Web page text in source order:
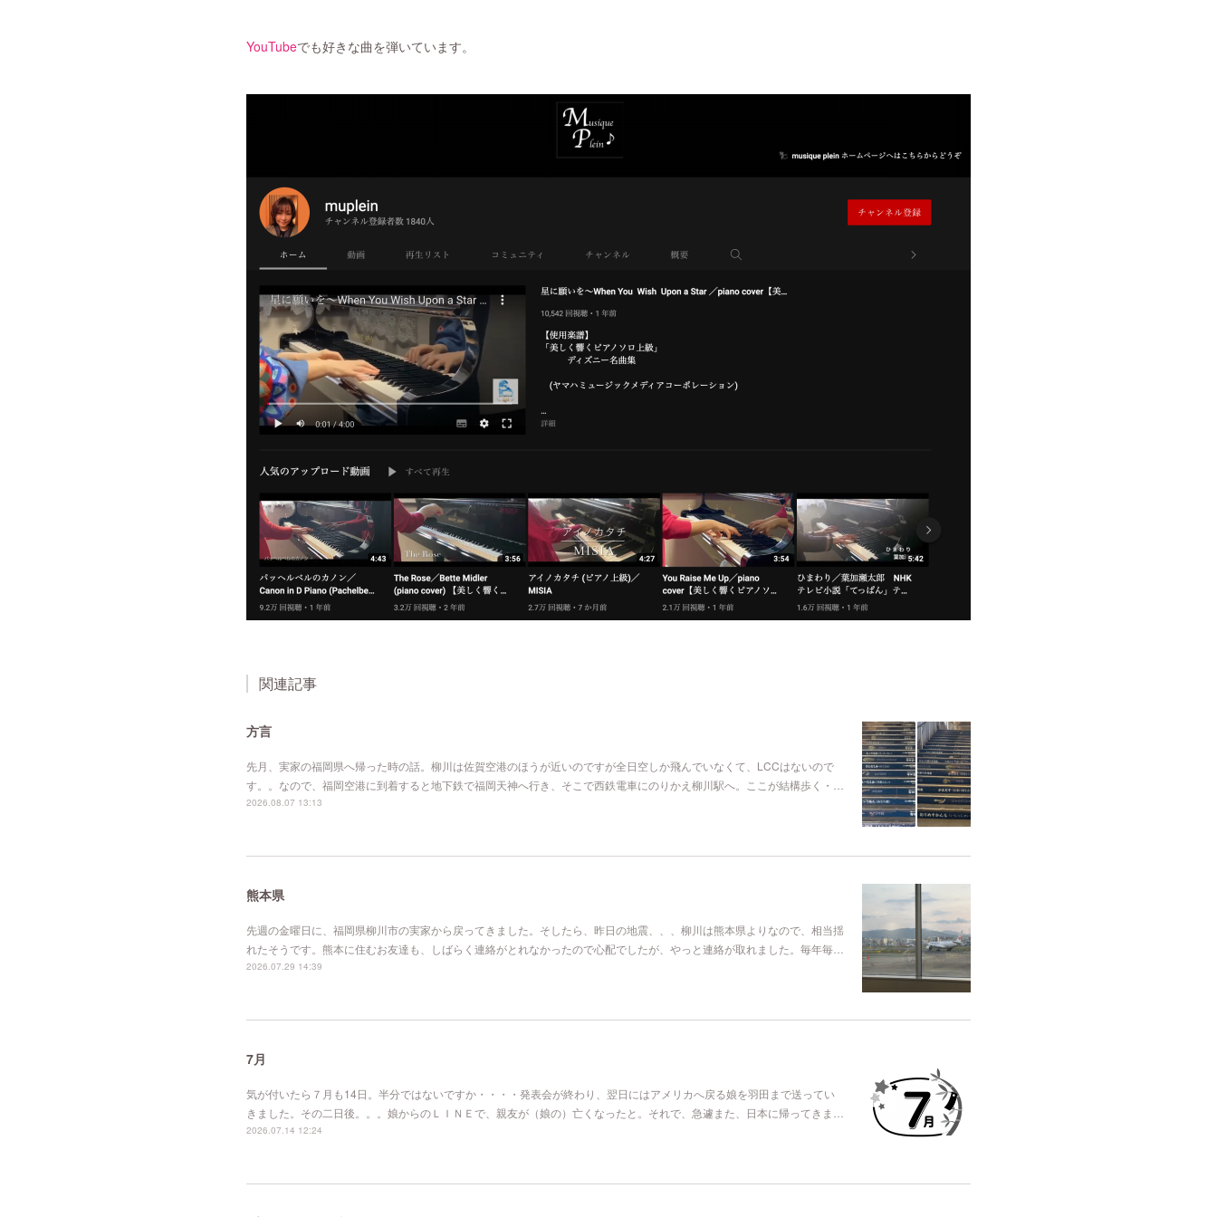
YouTubeでも好きな曲を弾いています。
関連記事
方言
先月、実家の福岡県へ帰った時の話。柳川は佐賀空港のほうが近いのですが全日空しか飛んでいなくて、LCCはないので
す。。なので、福岡空港に到着すると地下鉄で福岡天神へ行き、そこで西鉄電車にのりかえ柳川駅へ。ここが結構歩く・…
2026.08.07 13:13
熊本県
先週の金曜日に、福岡県柳川市の実家から戻ってきました。そしたら、昨日の地震、、、柳川は熊本県よりなので、相当揺
れたそうです。熊本に住むお友達も、しばらく連絡がとれなかったので心配でしたが、やっと連絡が取れました。毎年毎…
2026.07.29 14:39
7月
気が付いたら７月も14日。半分ではないですか・・・・発表会が終わり、翌日にはアメリカへ戻る娘を羽田まで送ってい
きました。その二日後。。。娘からのＬＩＮＥで、親友が（娘の）亡くなったと。それで、急遽また、日本に帰ってきま…
2026.07.14 12:24